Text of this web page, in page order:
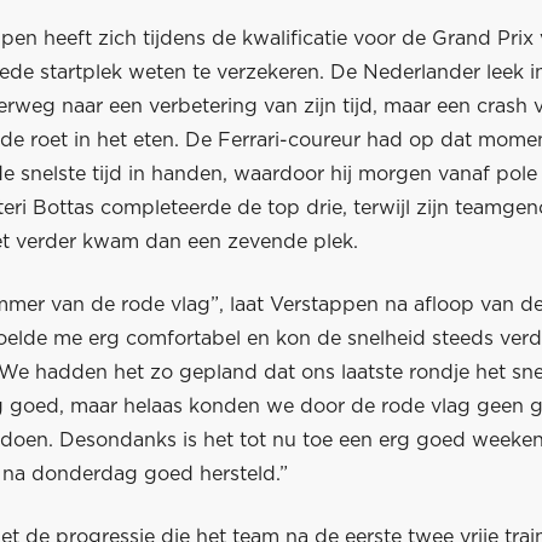
heeft zich tijdens de kwalificatie voor de Grand Prix
startplek weten te verzekeren. De Nederlander leek
naar een verbetering van zijn tijd, maar een crash
roet in het eten. De Ferrari-coureur had op dat
snelste tijd in handen, waardoor hij morgen vanaf
Bottas completeerde de top drie, terwijl zijn
verder kwam dan een zevende plek.
van de rode vlag”, laat Verstappen na afloop van
me erg comfortabel en kon de snelheid steeds
hadden het zo gepland dat ons laatste rondje het
goed, maar helaas konden we door de rode vlag geen
Desondanks is het tot nu toe een erg goed
donderdag goed hersteld.”
de progressie die het team na de eerste twee vrije